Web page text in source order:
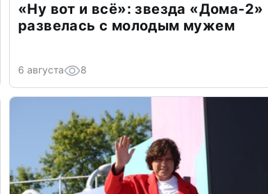
«Ну вот и всё»: звезда «Дома-2»
развелась с молодым мужем
6 августа 8